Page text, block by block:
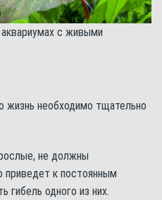
с живыми
необходимо тщательно
не должны
к постоянным
одного из них.